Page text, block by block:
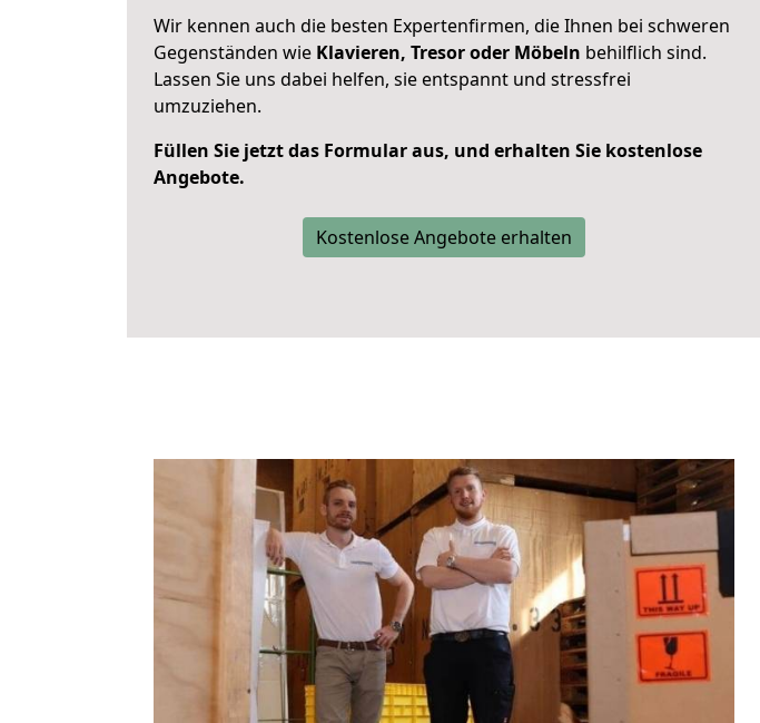
Wir kennen auch die besten Expertenfirmen, die Ihnen bei schweren
Gegenständen wie Klavieren, Tresor oder Möbeln behilflich sind.
Lassen Sie uns dabei helfen, sie entspannt und stressfrei
umzuziehen.
Füllen Sie jetzt das Formular aus, und erhalten Sie kostenlose
Angebote.
Kostenlose Angebote erhalten